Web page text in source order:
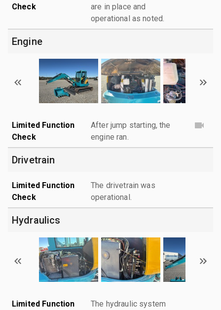
Check
are in place and
operational as noted.
Engine
Limited Function
Check
After jump starting, the
engine ran.
Drivetrain
Limited Function
Check
The drivetrain was
operational.
Hydraulics
Limited Function
The hydraulic system